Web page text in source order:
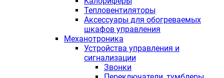
Тепловентиляторы
Аксессуары для обогреваемых
шкафов управления
Механотроника
Устройства управления и
сигнализации
Звонки